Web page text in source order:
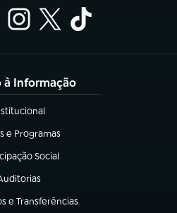
à Informação
em nova aba)
e Programas
nova aba)
Social
em nova aba)
em nova aba)
e Transferências
aba)